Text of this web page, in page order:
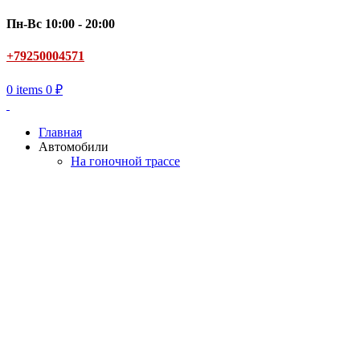
Пн-Вс 10:00 - 20:00
+79250004571
0 items 0 ₽
Главная
Автомобили
На гоночной трассе